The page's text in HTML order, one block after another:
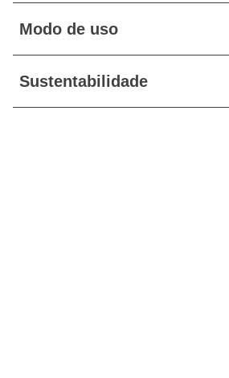
Modo de uso
Sustentabilidade